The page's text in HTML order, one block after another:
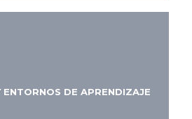
DE APRENDIZAJE